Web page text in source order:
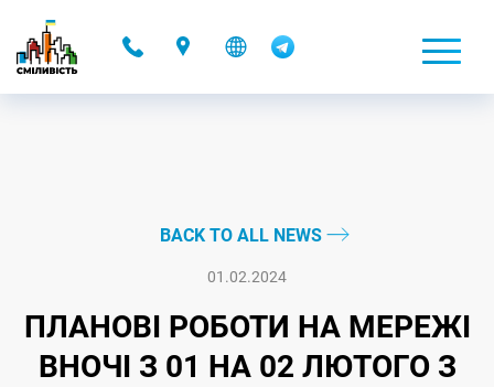
BACK TO ALL NEWS
01.02.2024
ПЛАНОВІ РОБОТИ НА МЕРЕЖІ
ВНОЧІ З 01 НА 02 ЛЮТОГО З